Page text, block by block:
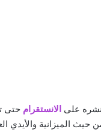
على الانستقرام حتى
الميزانية والأيدي